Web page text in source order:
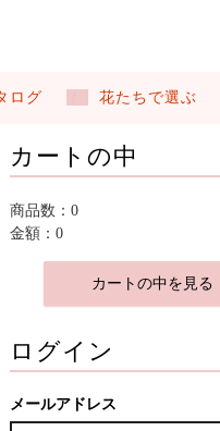
ログ 花たちで選ぶ
カートの中
商品数：0
金額：0
カートの中を見る
ログイン
メールアドレス